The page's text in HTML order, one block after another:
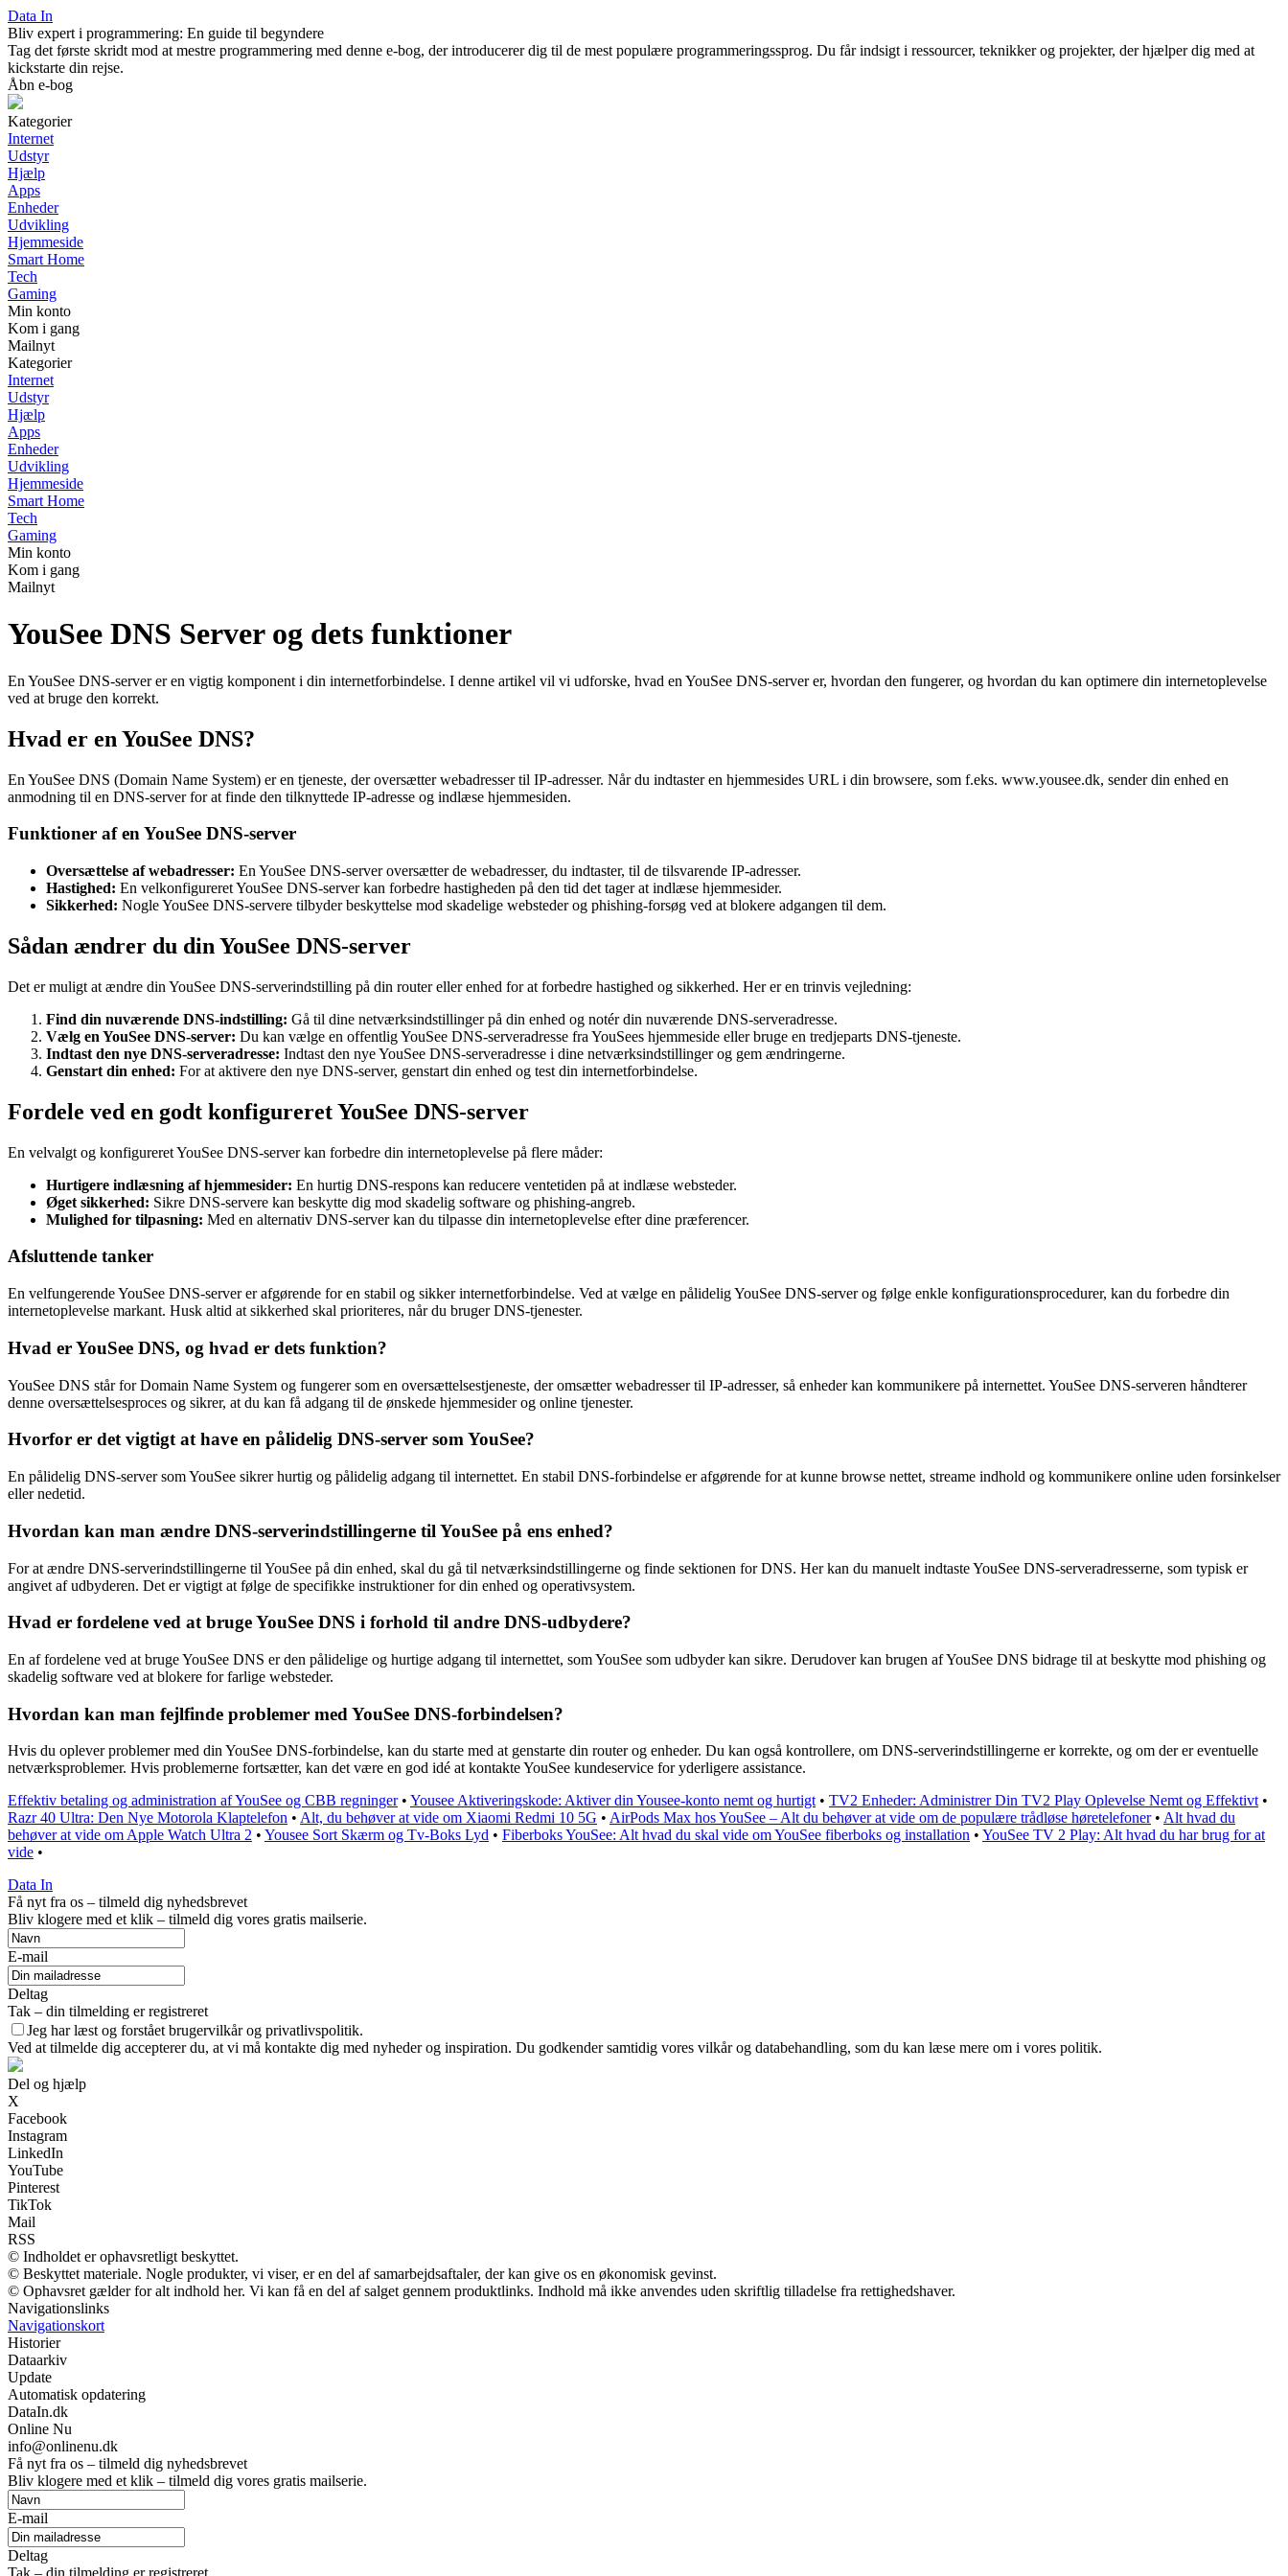
Data In
Bliv expert i programmering: En guide til begyndere
Tag det første skridt mod at mestre programmering med denne e-bog, der introducerer dig til de mest populære programmeringssprog. Du får indsigt i ressourcer, teknikker og projekter, der hjælper dig med at
kickstarte din rejse.
Åbn e-bog
Kategorier
Internet
Udstyr
Hjælp
Apps
Enheder
Udvikling
Hjemmeside
Smart Home
Tech
Gaming
Min konto
Kom i gang
Mailnyt
Kategorier
Internet
Udstyr
Hjælp
Apps
Enheder
Udvikling
Hjemmeside
Smart Home
Tech
Gaming
Min konto
Kom i gang
Mailnyt
YouSee DNS Server og dets funktioner
En YouSee DNS-server er en vigtig komponent i din internetforbindelse. I denne artikel vil vi udforske, hvad en YouSee DNS-server er, hvordan den fungerer, og hvordan du kan optimere din internetoplevelse
ved at bruge den korrekt.
Hvad er en YouSee DNS?
En YouSee DNS (Domain Name System) er en tjeneste, der oversætter webadresser til IP-adresser. Når du indtaster en hjemmesides URL i din browsere, som f.eks. www.yousee.dk, sender din enhed en
anmodning til en DNS-server for at finde den tilknyttede IP-adresse og indlæse hjemmesiden.
Funktioner af en YouSee DNS-server
Oversættelse af webadresser: En YouSee DNS-server oversætter de webadresser, du indtaster, til de tilsvarende IP-adresser.
Hastighed: En velkonfigureret YouSee DNS-server kan forbedre hastigheden på den tid det tager at indlæse hjemmesider.
Sikkerhed: Nogle YouSee DNS-servere tilbyder beskyttelse mod skadelige websteder og phishing-forsøg ved at blokere adgangen til dem.
Sådan ændrer du din YouSee DNS-server
Det er muligt at ændre din YouSee DNS-serverindstilling på din router eller enhed for at forbedre hastighed og sikkerhed. Her er en trinvis vejledning:
Find din nuværende DNS-indstilling: Gå til dine netværksindstillinger på din enhed og notér din nuværende DNS-serveradresse.
Vælg en YouSee DNS-server: Du kan vælge en offentlig YouSee DNS-serveradresse fra YouSees hjemmeside eller bruge en tredjeparts DNS-tjeneste.
Indtast den nye DNS-serveradresse: Indtast den nye YouSee DNS-serveradresse i dine netværksindstillinger og gem ændringerne.
Genstart din enhed: For at aktivere den nye DNS-server, genstart din enhed og test din internetforbindelse.
Fordele ved en godt konfigureret YouSee DNS-server
En velvalgt og konfigureret YouSee DNS-server kan forbedre din internetoplevelse på flere måder:
Hurtigere indlæsning af hjemmesider: En hurtig DNS-respons kan reducere ventetiden på at indlæse websteder.
Øget sikkerhed: Sikre DNS-servere kan beskytte dig mod skadelig software og phishing-angreb.
Mulighed for tilpasning: Med en alternativ DNS-server kan du tilpasse din internetoplevelse efter dine præferencer.
Afsluttende tanker
En velfungerende YouSee DNS-server er afgørende for en stabil og sikker internetforbindelse. Ved at vælge en pålidelig YouSee DNS-server og følge enkle konfigurationsprocedurer, kan du forbedre din
internetoplevelse markant. Husk altid at sikkerhed skal prioriteres, når du bruger DNS-tjenester.
Hvad er YouSee DNS, og hvad er dets funktion?
YouSee DNS står for Domain Name System og fungerer som en oversættelsestjeneste, der omsætter webadresser til IP-adresser, så enheder kan kommunikere på internettet. YouSee DNS-serveren håndterer
denne oversættelsesproces og sikrer, at du kan få adgang til de ønskede hjemmesider og online tjenester.
Hvorfor er det vigtigt at have en pålidelig DNS-server som YouSee?
En pålidelig DNS-server som YouSee sikrer hurtig og pålidelig adgang til internettet. En stabil DNS-forbindelse er afgørende for at kunne browse nettet, streame indhold og kommunikere online uden forsinkelser
eller nedetid.
Hvordan kan man ændre DNS-serverindstillingerne til YouSee på ens enhed?
For at ændre DNS-serverindstillingerne til YouSee på din enhed, skal du gå til netværksindstillingerne og finde sektionen for DNS. Her kan du manuelt indtaste YouSee DNS-serveradresserne, som typisk er
angivet af udbyderen. Det er vigtigt at følge de specifikke instruktioner for din enhed og operativsystem.
Hvad er fordelene ved at bruge YouSee DNS i forhold til andre DNS-udbydere?
En af fordelene ved at bruge YouSee DNS er den pålidelige og hurtige adgang til internettet, som YouSee som udbyder kan sikre. Derudover kan brugen af YouSee DNS bidrage til at beskytte mod phishing og
skadelig software ved at blokere for farlige websteder.
Hvordan kan man fejlfinde problemer med YouSee DNS-forbindelsen?
Hvis du oplever problemer med din YouSee DNS-forbindelse, kan du starte med at genstarte din router og enheder. Du kan også kontrollere, om DNS-serverindstillingerne er korrekte, og om der er eventuelle
netværksproblemer. Hvis problemerne fortsætter, kan det være en god idé at kontakte YouSee kundeservice for yderligere assistance.
Effektiv betaling og administration af YouSee og CBB regninger• Yousee Aktiveringskode: Aktiver din Yousee-konto nemt og hurtigt • TV2 Enheder: Administrer Din TV2 Play Oplevelse Nemt og Effektivt •
Razr 40 Ultra: Den Nye Motorola Klaptelefon • Alt, du behøver at vide om Xiaomi Redmi 10 5G • AirPods Max hos YouSee – Alt du behøver at vide om de populære trådløse høretelefoner• Alt hvad du
behøver at vide om Apple Watch Ultra 2 • Yousee Sort Skærm og Tv-Boks Lyd • Fiberboks YouSee: Alt hvad du skal vide om YouSee fiberboks og installation • YouSee TV 2 Play: Alt hvad du har brug for at
vide •
Data In
Få nyt fra os – tilmeld dig nyhedsbrevet
Bliv klogere med et klik – tilmeld dig vores gratis mailserie.
E-mail
Deltag
Tak – din tilmelding er registreret
Jeg har læst og forstået brugervilkår og privatlivspolitik.
Ved at tilmelde dig accepterer du, at vi må kontakte dig med nyheder og inspiration. Du godkender samtidig vores vilkår og databehandling, som du kan læse mere om i vores politik.
Del og hjælp
X
Facebook
Instagram
LinkedIn
YouTube
Pinterest
TikTok
Mail
RSS
© Indholdet er ophavsretligt beskyttet.
© Beskyttet materiale. Nogle produkter, vi viser, er en del af samarbejdsaftaler, der kan give os en økonomisk gevinst.
© Ophavsret gælder for alt indhold her. Vi kan få en del af salget gennem produktlinks. Indhold må ikke anvendes uden skriftlig tilladelse fra rettighedshaver.
Navigationslinks
Navigationskort
Historier
Dataarkiv
Update
Automatisk opdatering
DataIn.dk
Online Nu
info@onlinenu.dk
Få nyt fra os – tilmeld dig nyhedsbrevet
Bliv klogere med et klik – tilmeld dig vores gratis mailserie.
E-mail
Deltag